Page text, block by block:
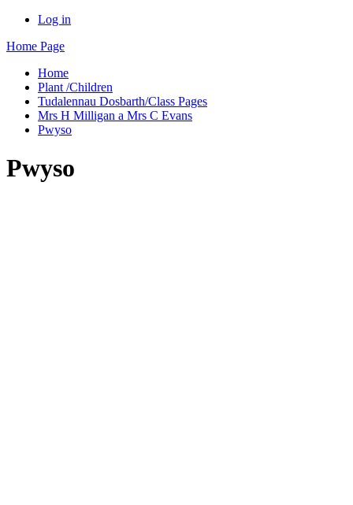
Log in
Home Page
Home
Plant /Children
Tudalennau Dosbarth/Class Pages
Mrs H Milligan a Mrs C Evans
Pwyso
Pwyso